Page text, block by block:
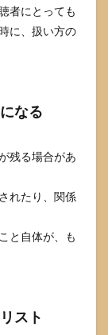
者にとっても
に、扱い方の
なる
残る場合があ
れたり、関係
と自体が、も
スト